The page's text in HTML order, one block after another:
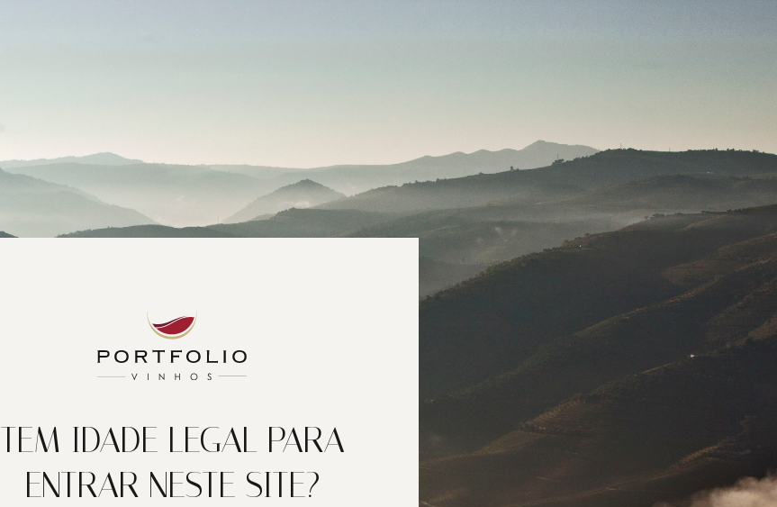
TEM IDADE LEGAL PARA
ENTRAR NESTE SITE?